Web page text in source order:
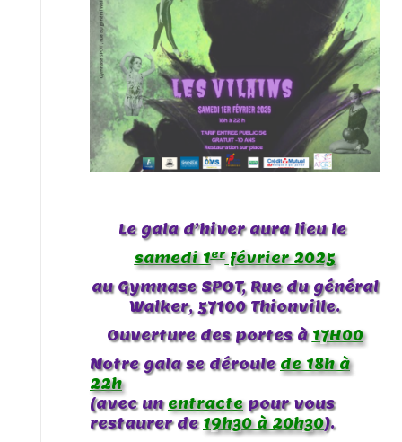
Le gala d’hiver aura lieu le
samedi 1erfévrier 2025
au Gymnase SPOT, Rue du général
Walker, 57100 Thionville.
Ouverture des portes à17H00
Notre gala se déroulede 18h à
22h
(avec unentractepour vous
restaurer de19h30 à 20h30).